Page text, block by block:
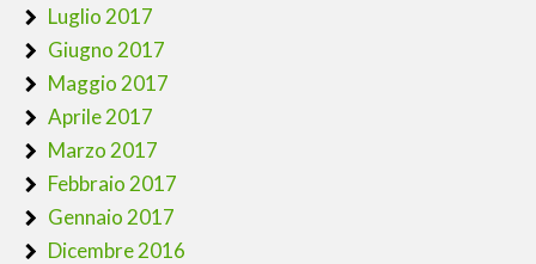
Luglio 2017
Giugno 2017
Maggio 2017
Aprile 2017
Marzo 2017
Febbraio 2017
Gennaio 2017
Dicembre 2016